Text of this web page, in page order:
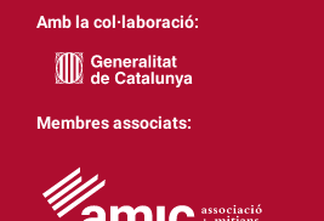
Amb la col·laboració:
Membres associats: